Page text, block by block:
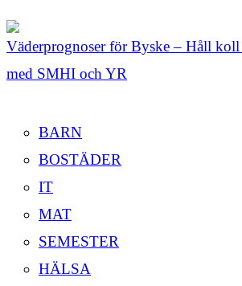
Väderprognoser för Byske – Håll
med SMHI och YR
BARN
BOSTÄDER
IT
MAT
SEMESTER
HÄLSA